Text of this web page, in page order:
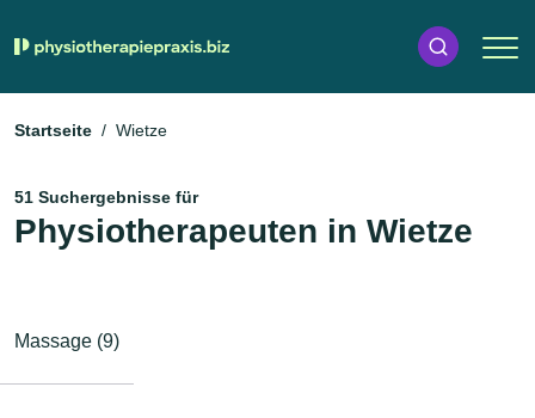
Startseite Wietze
51 Suchergebnisse für
Physiotherapeuten in Wietze
Massage (9)